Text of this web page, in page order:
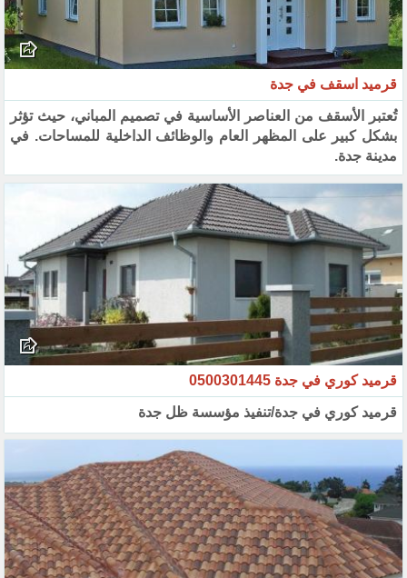
قرميد اسقف في جدة
تُعتبر الأسقف من العناصر الأساسية في تصميم المباني، حيث تؤثر
بشكل كبير على المظهر العام والوظائف الداخلية للمساحات. في
مدينة جدة.
قرميد كوري في جدة 0500301445
قرميد كوري في جدة/تنفيذ مؤسسة ظل جدة